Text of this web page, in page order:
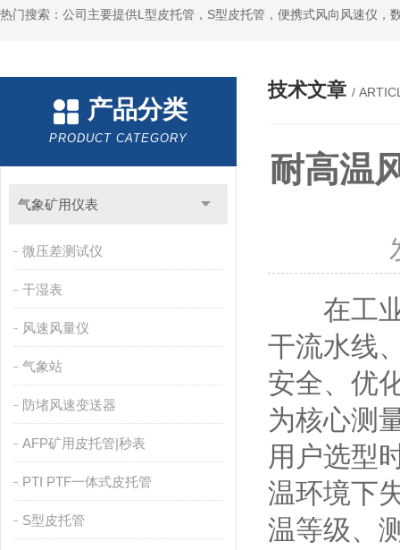
产品分类
PRODUCT CATEGORY
气象矿用仪表
微压差测试仪
干湿表
风速风量仪
气象站
防堵风速变送器
AFP矿用皮托管|秒表
PTI PTF一体式皮托管
S型皮托管
技术文章 /
耐高温
在工业
干流水线
安全、优
为核心测
用户选型
温环境下
温等级、